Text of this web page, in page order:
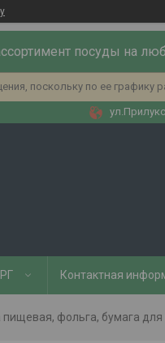
посуды на
поскольку по ее
Контактная
пищевая, фольга, бумага